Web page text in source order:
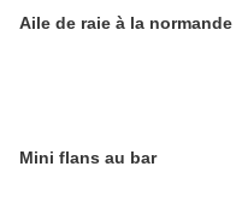
Aile de raie à la normande
Mini flans au bar